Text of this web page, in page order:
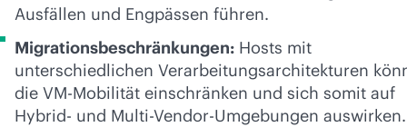
Ausfällen und Engpässen führen.
Migrationsbeschränkungen: Hosts mit
unterschiedlichen Verarbeitungsarchitekturen
die VM-Mobilität einschränken und sich somit auf
Hybrid- und Multi-Vendor-Umgebungen auswirken.